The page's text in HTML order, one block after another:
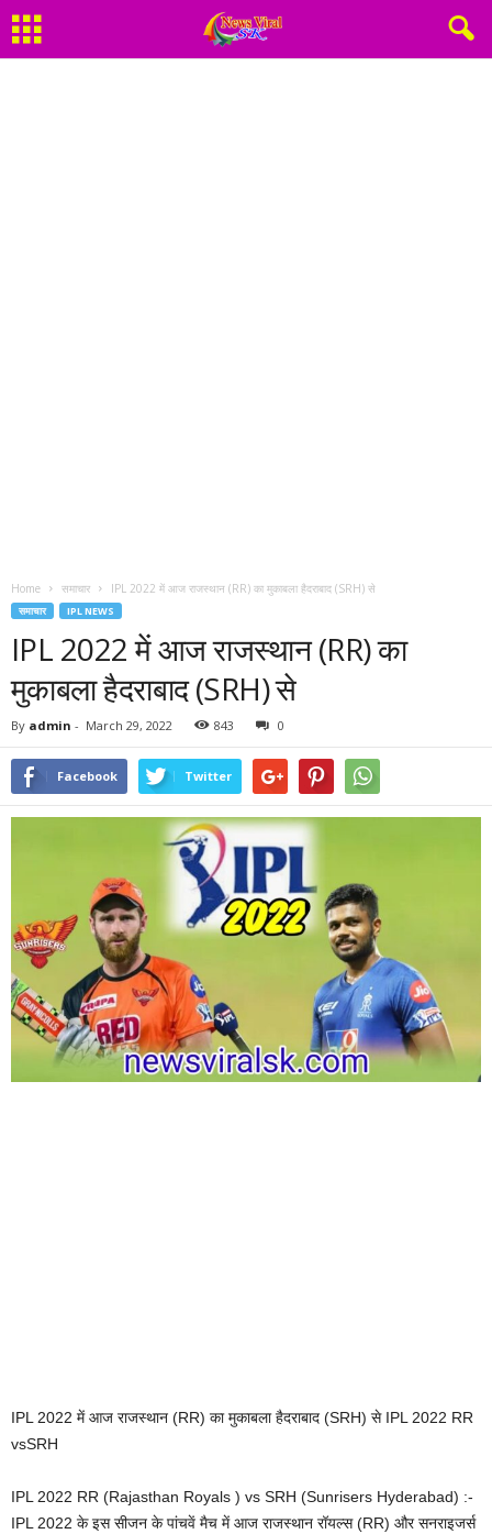
Home समाचार IPL 2022 में आज राजस्थान (RR) का मुकाबला हैदराबाद (SRH) से
समाचार IPL NEWS
IPL 2022 में आज राजस्थान (RR) का
मुकाबला हैदराबाद (SRH) से
By admin - March 29, 2022 843 0
Facebook Twitter
IPL 2022 में आज राजस्थान (RR) का मुकाबला हैदराबाद (SRH) से IPL 2022 RR
vsSRH
IPL 2022 RR (Rajasthan Royals ) vs SRH (Sunrisers Hyderabad) :-
IPL 2022 के इस सीजन के पांचवें मैच में आज राजस्थान रॉयल्स (RR) और सनराइजर्स